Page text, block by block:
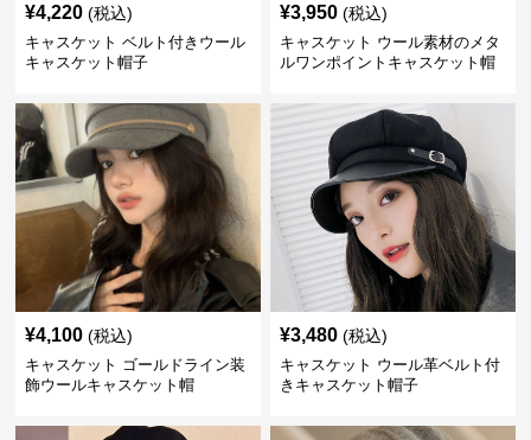
¥4,220 (税込)
キャスケット ベルト付きウール
キャスケット帽子
¥3,950 (税込)
キャスケット ウール素材のメタ
ルワンポイントキャスケット帽
¥4,100 (税込)
キャスケット ゴールドライン装
飾ウールキャスケット帽
¥3,480 (税込)
キャスケット ウール革ベルト付
きキャスケット帽子